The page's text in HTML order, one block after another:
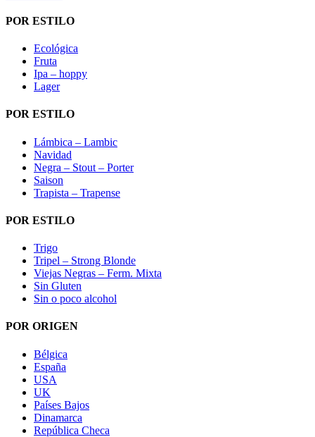
POR ESTILO
Ecológica
Fruta
Ipa – hoppy
Lager
POR ESTILO
Lámbica – Lambic
Navidad
Negra – Stout – Porter
Saison
Trapista – Trapense
POR ESTILO
Trigo
Tripel – Strong Blonde
Viejas Negras – Ferm. Mixta
Sin Gluten
Sin o poco alcohol
POR ORIGEN
Bélgica
España
USA
UK
Países Bajos
Dinamarca
República Checa